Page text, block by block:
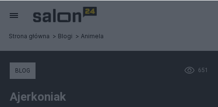
Strona główna Blogi Animela
651
BLOG
Ajerkoniak